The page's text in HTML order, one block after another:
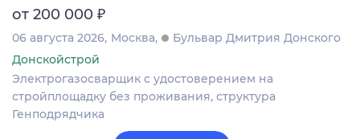
от 200 000 ₽
06 августа 2026 Москва
Бульвар Дмитрия Донского
Донскойстрой
Электрогазосварщик с удостоверением на
стройплощадку без проживания, структура
Генподрядчика